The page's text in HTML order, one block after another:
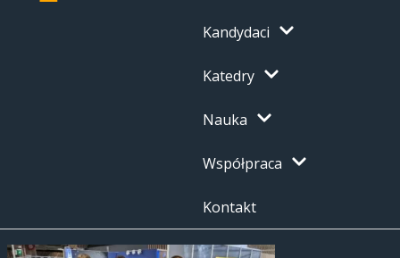
Kandydaci
Katedry
Nauka
Współpraca
Kontakt